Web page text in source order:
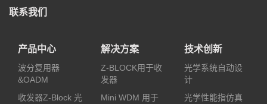
联系我们
产品中心
波分复用器
&OADM
收发器Z-Block 光
解决方案
Z-BLOCK用于收
发器
Mini WDM 用于
技术创新
光学系统自动设
计
光学性能指仿真